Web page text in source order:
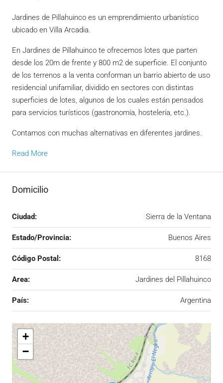
Jardines de Pillahuinco es un emprendimiento urbanístico
ubicado en Villa Arcadia.
En Jardines de Pillahuinco te ofrecemos lotes que parten
desde los 20m de frente y 800 m2 de superficie. El conjunto
de los terrenos a la venta conforman un barrio abierto de uso
residencial unifamiliar, dividido en sectores con distintas
superficies de lotes, algunos de los cuales están pensados
para servicios turísticos (gastronomía, hostelería, etc.).
Contamos con muchas alternativas en diferentes jardines.
Read More
Domicilio
Ciudad: Sierra de la Ventana
Estado/Provincia: Buenos Aires
Código Postal: 8168
Area: Jardines del Pillahuinco
País: Argentina
+
−